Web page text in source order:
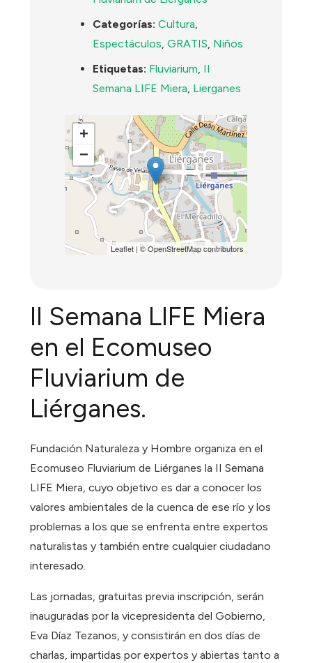
Categorías: Cultura,
Espectáculos,GRATIS, Niños
Etiquetas: Fluviarium, II
Semana LIFE Miera, Lierganes
+
−
Leaflet| ©OpenStreetMapcontributors
II Semana LIFE Miera
en el Ecomuseo
Fluviarium de
Liérganes.
Fundación Naturaleza y Hombre organiza en el
Ecomuseo Fluviarium de Liérganes la II Semana
LIFE Miera, cuyo objetivo es dar a conocer los
valores ambientales de la cuenca de ese río y los
problemas a los que se enfrenta entre expertos
naturalistas y también entre cualquier ciudadano
interesado.
Las jornadas, gratuitas previa inscripción, serán
inauguradas por la vicepresidenta del Gobierno,
Eva Díaz Tezanos, y consistirán en dos días de
charlas, impartidas por expertos y abiertas tanto a